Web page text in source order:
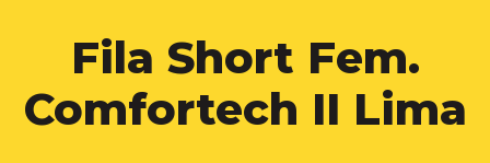
Fila Short Fem.
Comfortech II Lima